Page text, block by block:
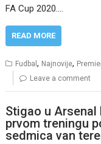
FA Cup 2020.…
READ MORE
Fudbal, Najnovije,
Leave a comment
Stigao u Arsenal
prvom treningu
sedmica van